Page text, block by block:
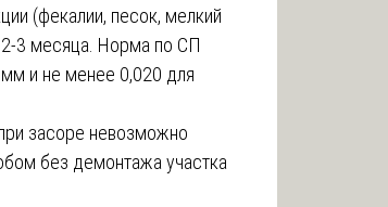
(фекалии, песок, мелкий
3 месяца. Норма по СП
и не менее 0,020 для
засоре невозможно
без демонтажа участка